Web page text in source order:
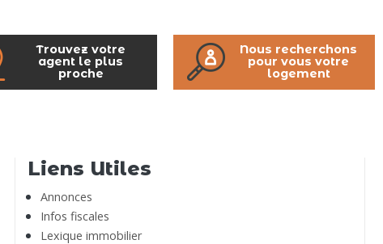
Trouvez votre
agent le plus
proche
Nous recherchons
pour vous votre
logement
Liens Utiles
Annonces
Infos fiscales
Lexique immobilier